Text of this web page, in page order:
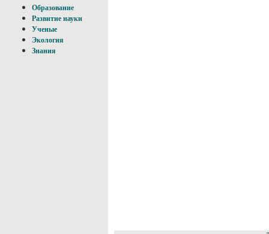
Образование
Развитие науки
Ученые
Экология
Знания